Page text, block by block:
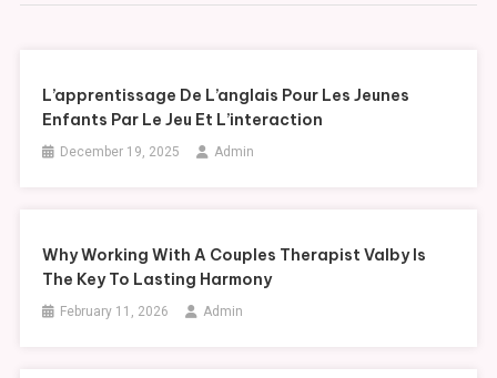
L’apprentissage De L’anglais Pour Les Jeunes
Enfants Par Le Jeu Et L’interaction
December 19, 2025 Admin
Why Working With A Couples Therapist Valby Is
The Key To Lasting Harmony
February 11, 2026 Admin